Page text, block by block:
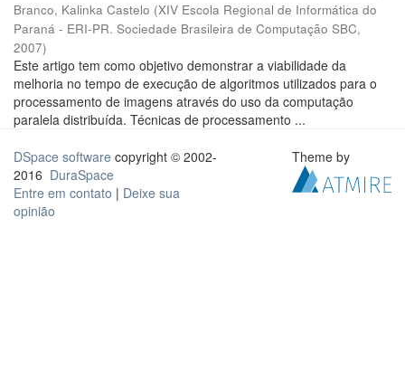
Branco, Kalinka Castelo (XIV Escola Regional de Informática do
Paraná - ERI-PR. Sociedade Brasileira de Computação SBC,
2007)
Este artigo tem como objetivo demonstrar a viabilidade da
melhoria no tempo de execução de algoritmos utilizados para o
processamento de imagens através do uso da computação
paralela distribuída. Técnicas de processamento ...
DSpace software copyright © 2002-
2016 DuraSpace
Entre em contato | Deixe sua
opinião
Theme by